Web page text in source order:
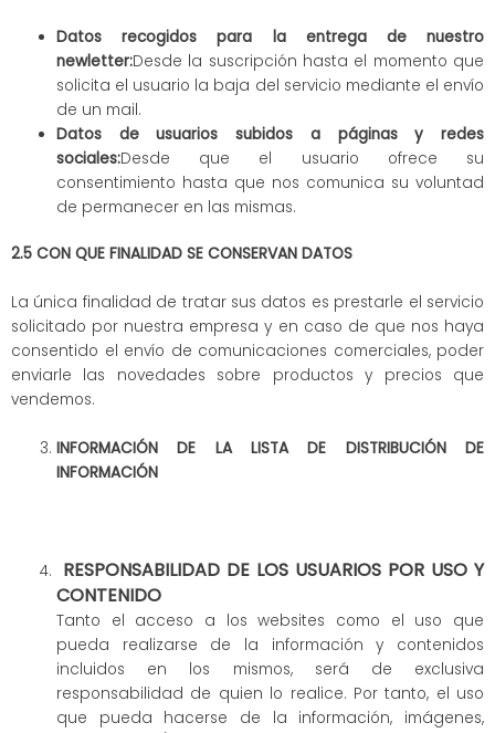
Datos recogidos para la entrega de nuestro
newletter:Desde la suscripción hasta el momento que
solicita el usuario la baja del servicio mediante el envío
de un mail.
Datos de usuarios subidos a páginas y redes
sociales:Desde que el usuario ofrece su
consentimiento hasta que nos comunica su voluntad
de permanecer en las mismas.
2.5 CON QUE FINALIDAD SE CONSERVAN DATOS
La única finalidad de tratar sus datos es prestarle el servicio
solicitado por nuestra empresa y en caso de que nos haya
consentido el envío de comunicaciones comerciales, poder
enviarle las novedades sobre productos y precios que
vendemos.
INFORMACIÓN DE LA LISTA DE DISTRIBUCIÓN DE
INFORMACIÓN
RESPONSABILIDAD DE LOS USUARIOS POR USO Y
CONTENIDO
Tanto el acceso a los websites como el uso que
pueda realizarse de la información y contenidos
incluidos en los mismos, será de exclusiva
responsabilidad de quien lo realice. Por tanto, el uso
que pueda hacerse de la información, imágenes,